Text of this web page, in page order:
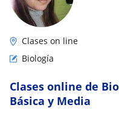
Clases on line
Biología
Clases online de
Básica y Media